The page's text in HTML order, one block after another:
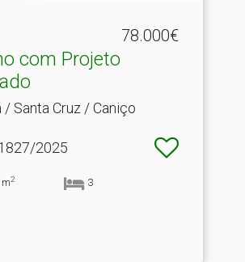
78.000€
com Projeto
/ Santa Cruz / Caniço
2025
m2 3